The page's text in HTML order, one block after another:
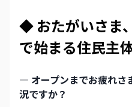
◆ おたがいさま
で始まる住民主
― オープンまでお疲れさ
況ですか？